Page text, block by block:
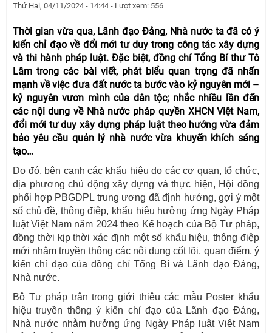
Thứ Hai, 04/11/2024 - 14:44 - Lượt xem: 556
Thời gian vừa qua, Lãnh đạo Đảng, Nhà nước ta đã có ý
kiến chỉ đạo về đổi mới tư duy trong công tác xây dựng
và thi hành pháp luật. Đặc biệt, đồng chí Tổng Bí thư Tô
Lâm trong các bài viết, phát biểu quan trọng đã nhấn
mạnh về việc đưa đất nước ta bước vào kỷ nguyên mới –
kỷ nguyên vươn mình của dân tộc; nhắc nhiều lần đến
các nội dung về Nhà nước pháp quyền XHCN Việt Nam,
đổi mới tư duy xây dựng pháp luật theo hướng vừa đảm
bảo yêu cầu quản lý nhà nước vừa khuyến khích sáng
tạo…
Do đó, bên cạnh các khẩu hiệu do các cơ quan, tổ chức,
địa phương chủ động xây dựng và thực hiện, Hội đồng
phối hợp PBGDPL trung ương đã định hướng, gợi ý một
số chủ đề, thông điệp, khẩu hiệu hưởng ứng Ngày Pháp
luật Việt Nam năm 2024 theo Kế hoạch của Bộ Tư pháp,
đồng thời kịp thời xác định một số khẩu hiệu, thông điệp
mới nhằm truyền thông các nội dung cốt lõi, quan điểm, ý
kiến chỉ đạo của đồng chí Tổng Bí và Lãnh đạo Đảng,
Nhà nước.
Bộ Tư pháp trân trọng giới thiệu các mẫu Poster khẩu
hiệu truyền thông ý kiến chỉ đạo của Lãnh đạo Đảng,
Nhà nước nhằm hưởng ứng Ngày Pháp luật Việt Nam